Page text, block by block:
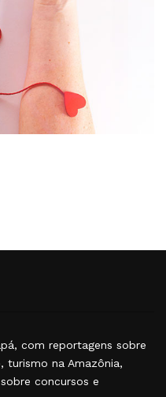
com reportagens sobre
na Amazônia,
concursos e